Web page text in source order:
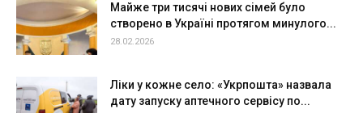
Майже три тисячі нових сімей було
створено в Україні протягом минулого...
28.02.2026
Ліки у кожне село: «Укрпошта» назвала
дату запуску аптечного сервісу по...